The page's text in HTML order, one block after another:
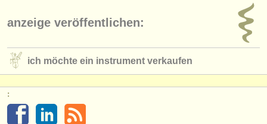
anzeige veröffentlichen:
ich möchte ein instrument verkaufen
: